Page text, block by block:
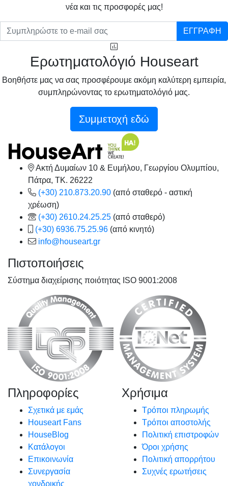
νέα και τις προσφορές μας!
ΕΓΓΡΑΦΗ
Ερωτηματολόγιό Houseart
Βοηθήστε μας να σας προσφέρουμε ακόμη καλύτερη εμπειρία,
συμπληρώνοντας το ερωτηματολόγιό μας.
Συμμετοχή εδώ
Ακτή Δυμαίων 10 & Ευμήλου, Γεωργίου Ολυμπίου,
Πάτρα, TK. 26222
(+30) 210.873.20.90 (από σταθερό - αστική
χρέωση)
(+30) 2610.24.25.25 (από σταθερό)
(+30) 6936.75.25.96 (από κινητό)
info@houseart.gr
Πιστοποιήσεις
Σύστημα διαχείρισης ποιότητας ISO 9001:2008
Πληροφορίες
Σχετικά με εμάς
Houseart Fans
HouseBlog
Κατάλογοι
Επικοινωνία
Συνεργασία
χονδρικής
Χρήσιμα
Τρόποι πληρωμής
Τρόποι αποστολής
Πολιτική επιστροφών
Όροι χρήσης
Πολιτική απορρήτου
Συχνές ερωτήσεις